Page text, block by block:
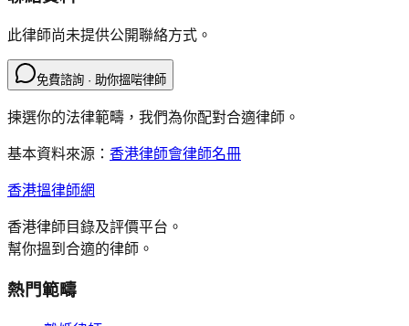
此律師尚未提供公開聯絡方式。
免費諮詢 · 助你搵啱律師
揀選你的法律範疇，我們為你配對合適律師。
基本資料來源： 香港律師會律師名冊
香港搵律師網
香港律師目錄及評價平台。
幫你搵到合適的律師。
熱門範疇